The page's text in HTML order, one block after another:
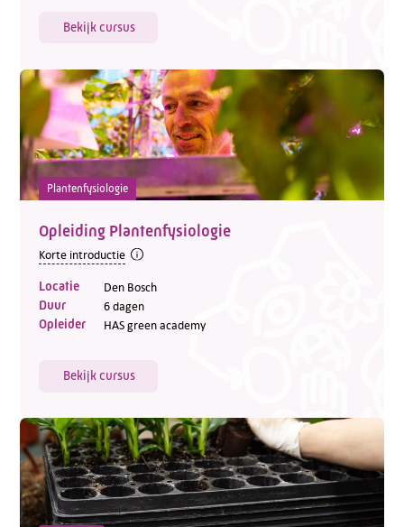
Bekijk cursus
Plantenfysiologie
Opleiding Plantenfysiologie
Korte introductie
Locatie Den Bosch
Duur 6 dagen
Opleider HAS green academy
Bekijk cursus